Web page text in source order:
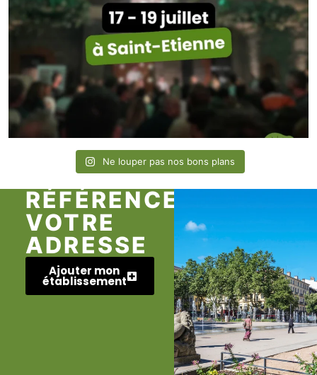
Ne louper pas nos bons plans
RÉFÉRENCEZ
VOTRE
ADRESSE
Ajouter mon
établissement